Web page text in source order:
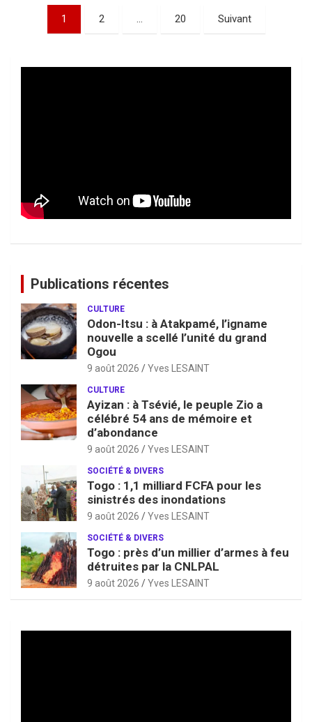
Pagination
1 2 … 20 Suivant
Publications récentes
CULTURE
Odon-Itsu : à Atakpamé, l’igname
nouvelle a scellé l’unité du grand
Ogou
9 août 2026 Yves LESAINT
CULTURE
Ayizan : à Tsévié, le peuple Zio a
célébré 54 ans de mémoire et
d’abondance
9 août 2026 Yves LESAINT
SOCIÉTÉ & DIVERS
Togo : 1,1 milliard FCFA pour les
sinistrés des inondations
9 août 2026 Yves LESAINT
SOCIÉTÉ & DIVERS
Togo : près d’un millier d’armes à feu
détruites par la CNLPAL
9 août 2026 Yves LESAINT